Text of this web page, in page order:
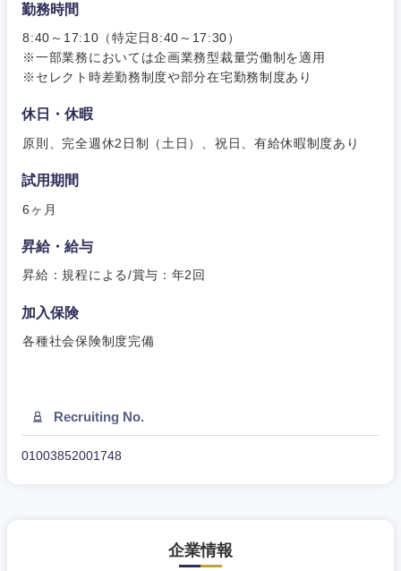
勤務時間
8:40～17:10（特定日8:40～17:30）
※一部業務においては企画業務型裁量労働制を適用
※セレクト時差勤務制度や部分在宅勤務制度あり
休日・休暇
原則、完全週休2日制（土日）、祝日、有給休暇制度あり
試用期間
6ヶ月
昇給・給与
昇給：規程による/賞与：年2回
加入保険
各種社会保険制度完備
Recruiting No.
01003852001748
企業情報
不動産専
門職
工管理
法律・特許事務所・監査法人
人材・アウトソーシング
サービス
その他
神奈川県